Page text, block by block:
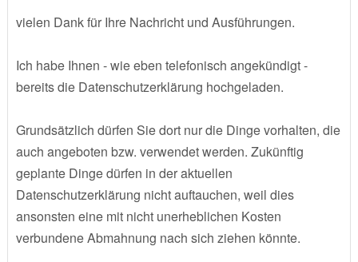
vielen Dank für Ihre Nachricht und Ausführungen.
Ich habe Ihnen - wie eben telefonisch angekündigt -
bereits die Datenschutzerklärung hochgeladen.
Grundsätzlich dürfen Sie dort nur die Dinge vorhalten, die
auch angeboten bzw. verwendet werden. Zukünftig
geplante Dinge dürfen in der aktuellen
Datenschutzerklärung nicht auftauchen, weil dies
ansonsten eine mit nicht unerheblichen Kosten
verbundene Abmahnung nach sich ziehen könnte.